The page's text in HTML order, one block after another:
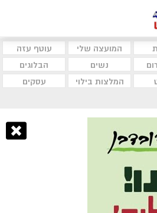
המועצה שלי
עוטף עזה
נשים
הבלוגים
המלצות בילוי
עסקים